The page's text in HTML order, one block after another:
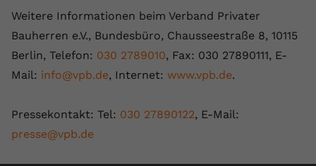
Weitere Informationen beim Verband Privater
Bauherren e.V., Bundesbüro, Chausseestraße 8, 10115
Berlin, Telefon: 030 2789010, Fax: 030 27890111, E-
Mail: info@vpb.de, Internet: www.vpb.de.
Pressekontakt: Tel: 030 27890122, E-Mail:
presse@vpb.de